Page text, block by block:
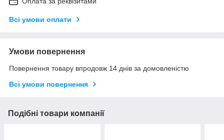
Всі умови оплати
Умови повернення
Повернення товару впродовж 14 днів за домовленістю
Всі умови повернення
Подібні товари компанії